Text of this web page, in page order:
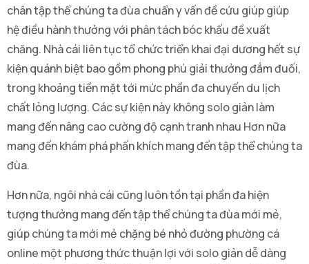
chân tập thể chúng ta đùa chuẩn y vấn đề cứu giúp giúp
hệ điều hành thưởng với phân tách bóc khấu đề xuất
chăng. Nhà cái liên tục tổ chức triển khai đại dương hết sự
kiện quánh biệt bao gồm phong phú giải thưởng đắm đuối,
trong khoảng tiền mặt tới mức phần đa chuyến du lịch
chất lỏng lượng. Các sự kiện này không solo giản làm
mang đến nâng cao cường độ cạnh tranh nhau Hơn nữa
mang đến khám phá phấn khích mang đến tập thể chúng ta
đùa.
Hơn nữa, ngôi nhà cái cũng luôn tồn tại phần đa hiện
tượng thưởng mang đến tập thể chúng ta đùa mới mẻ,
giúp chúng ta mới mẻ chặng bé nhỏ đường phường cá
online một phương thức thuận lợi với solo giản dễ dàng